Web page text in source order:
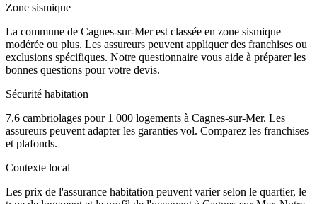
Zone sismique
La commune de Cagnes-sur-Mer est classée en zone sismique
modérée ou plus. Les assureurs peuvent appliquer des franchises ou
exclusions spécifiques. Notre questionnaire vous aide à préparer les
bonnes questions pour votre devis.
Sécurité habitation
7.6 cambriolages pour 1 000 logements à Cagnes-sur-Mer. Les
assureurs peuvent adapter les garanties vol. Comparez les franchises
et plafonds.
Contexte local
Les prix de l'assurance habitation peuvent varier selon le quartier, le